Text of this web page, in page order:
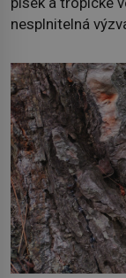
nesplnitelná
na podzim 1958
neobvyklou
severního